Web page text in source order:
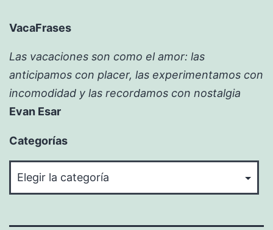
VacaFrases
Las vacaciones son como el amor: las
anticipamos con placer, las experimentamos con
incomodidad y las recordamos con nostalgia
Evan Esar
Categorías